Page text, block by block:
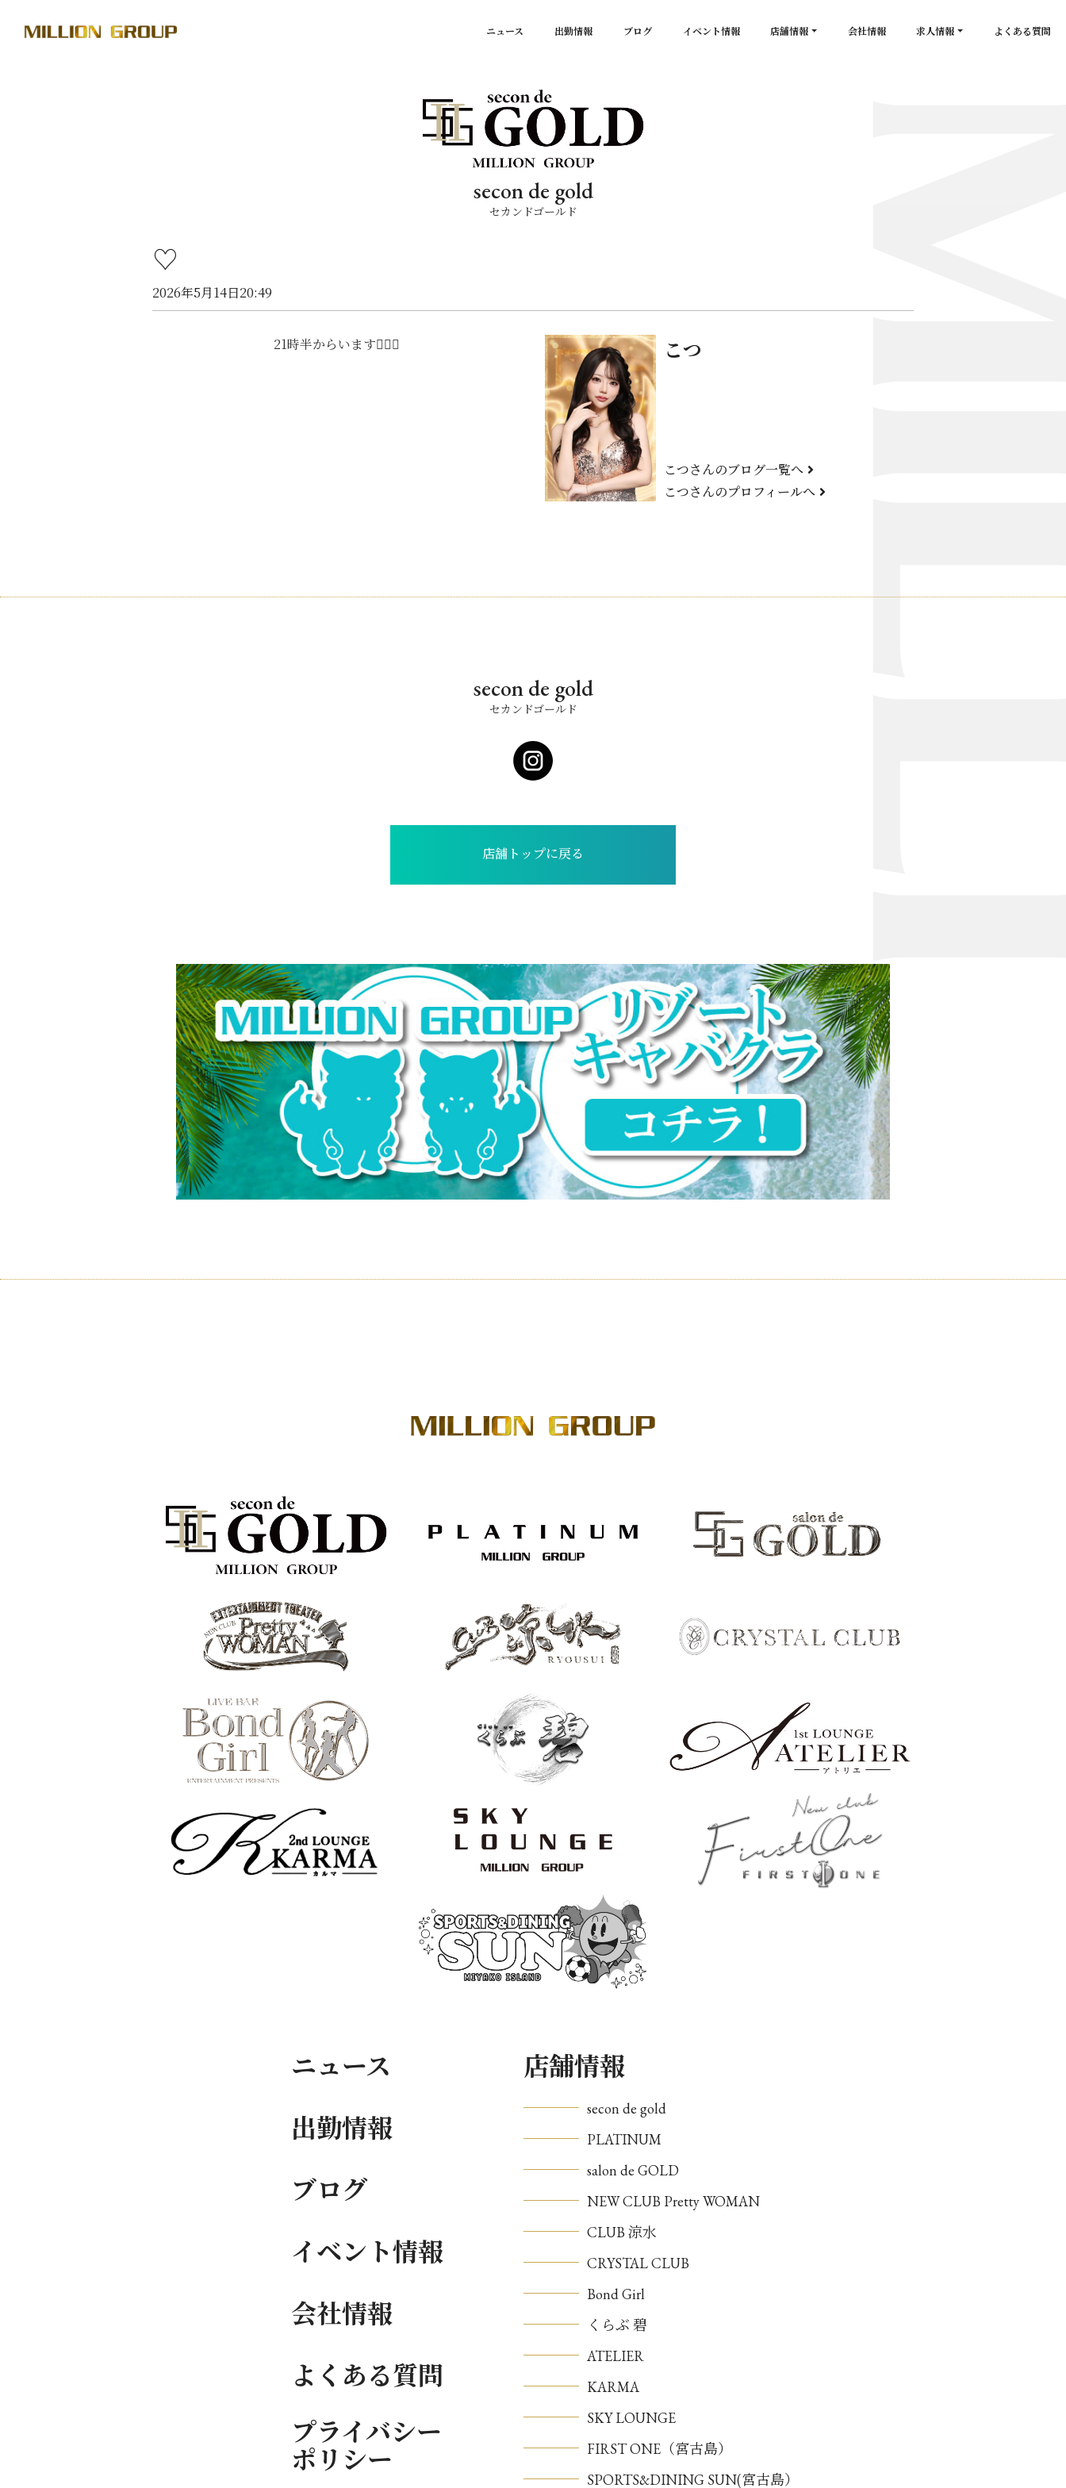
ニュース 出勤情報 ブログ イベント情報 店舗情報
KARMA
SPORTS&DINING SUN(宮古島）
会社情報 求人情報 よくある質問
secon de gold
セカンドゴールド
♡
2026年5月14日20:49
21時半からいます✊🏻🎀 こつ
こつさんのブログ一覧へ
こつさんのプロフィールへ
secon de gold
セカンドゴールド
店舗トップに戻る
ニュース
出勤情報
ブログ
イベント情報
会社情報
よくある質問
プライバシー
ポリシー
店舗情報
secon de gold
PLATINUM
salon de GOLD
NEW CLUB Pretty WOMAN
CLUB 涼水
CRYSTAL CLUB
Bond Girl
くらぶ 碧
ATELIER
KARMA
SKY LOUNGE
FIRST ONE（宮古島）
SPORTS&DINING SUN(宮古島）